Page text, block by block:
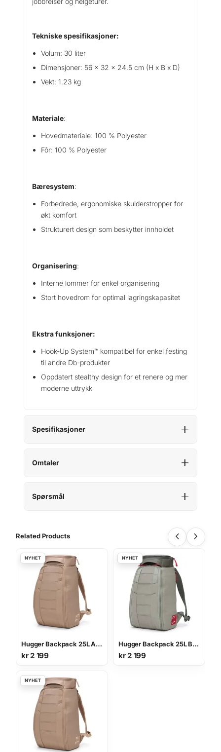
Tekniske spesifikasjoner:
Volum: 30 liter
Dimensjoner: 56 x 32 x 24.5 cm (H x B x D)
Vekt: 1.23 kg
Materiale:
Hovedmateriale: 100 % Polyester
Fôr: 100 % Polyester
Bæresystem:
Forbedrede, ergonomiske skulderstropper for
økt komfort
Strukturert design som beskytter innholdet
Organisering:
Interne lommer for enkel organisering
Stort hovedrom for optimal lagringskapasitet
Ekstra funksjoner:
Hook-Up System™ kompatibel for enkel festing
til andre Db-produkter
Oppdatert stealthy design for et renere og mer
moderne uttrykk
Spesifikasjoner
Omtaler
Spørsmål
Related Products
Hugger Backpack 25L AFFOGATO BROWN
kr2 199
Hugger Backpack 25L BASIL GREEN
kr2 199